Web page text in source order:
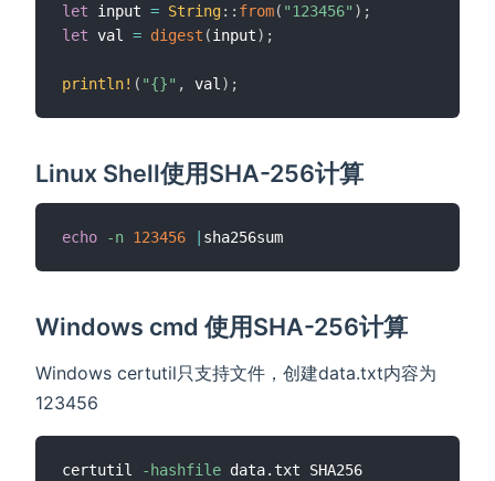
let input = String:: from( "123456" ) ;
let val = digest (input) ;
println! ( "{}" , val ) ;
Linux Shell使用SHA-256计算
echo -n 123456
Windows cmd 使用SHA-256计算
Windows certutil只支持文件，创建data.txt内容为
123456
certutil -hashfile